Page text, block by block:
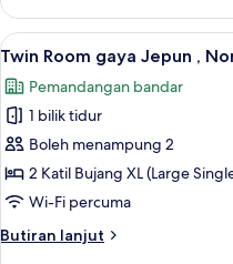
Twin
Room,
Non
(Plaza)
Lihat
semua
foto
untuk
Twin
Room
gaya
Non
4
Twin Room gaya Jepun ,
Pemandangan bandar
1 bilik tidur
Boleh menampung 2
2 Katil Bujang XL (Large
Wi-Fi percuma
Butiran lanjut
Butiran